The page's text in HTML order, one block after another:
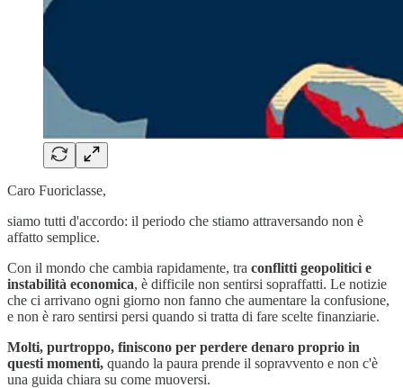
Caro Fuoriclasse,
siamo tutti d'accordo: il periodo che stiamo attraversando non è
affatto semplice.
Con il mondo che cambia rapidamente, tra conflitti geopolitici e
instabilità economica, è difficile non sentirsi sopraffatti. Le notizie
che ci arrivano ogni giorno non fanno che aumentare la confusione,
e non è raro sentirsi persi quando si tratta di fare scelte finanziarie.
Molti, purtroppo, finiscono per perdere denaro proprio in
questi momenti, quando la paura prende il sopravvento e non c'è
una guida chiara su come muoversi.